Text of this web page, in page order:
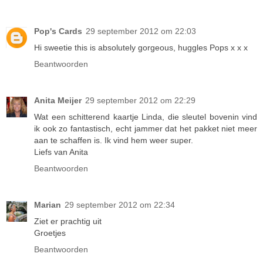
Pop's Cards 29 september 2012 om 22:03
Hi sweetie this is absolutely gorgeous, huggles Pops x x x
Beantwoorden
Anita Meijer 29 september 2012 om 22:29
Wat een schitterend kaartje Linda, die sleutel bovenin vind
ik ook zo fantastisch, echt jammer dat het pakket niet meer
aan te schaffen is. Ik vind hem weer super.
Liefs van Anita
Beantwoorden
Marian 29 september 2012 om 22:34
Ziet er prachtig uit
Groetjes
Beantwoorden